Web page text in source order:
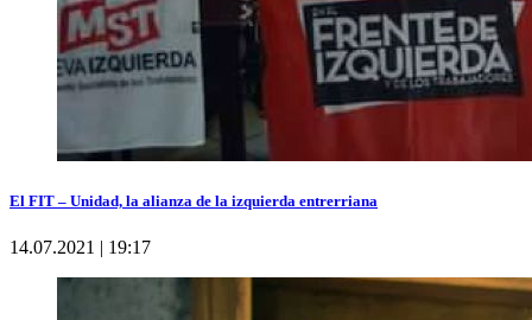
El FIT – Unidad, la alianza de la izquierda entrerriana
14.07.2021 | 19:17